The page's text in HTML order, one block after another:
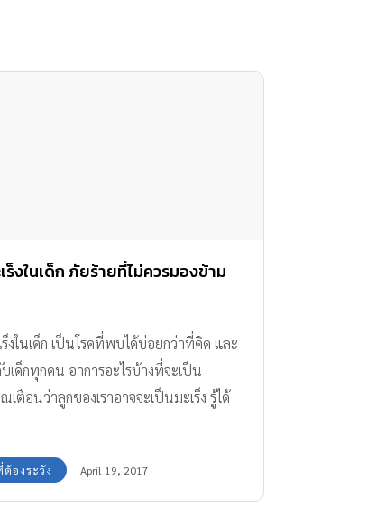
เร็งในเด็ก ภัยร้ายที่ไม่ควรมองข้าม
ร็งในเด็ก เป็นโรคที่พบได้บ่อยกว่าที่คิด และ
บเด็กทุกคน อาการอะไรบ้างที่จะเป็น
ตือนว่าลูกของเราอาจจะเป็นมะเร็ง รู้ได้
ต้องระวัง April 19, 2017